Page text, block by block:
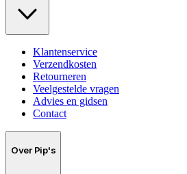
Klantenservice
Verzendkosten
Retourneren
Veelgestelde vragen
Advies en gidsen
Contact
Over Pip's